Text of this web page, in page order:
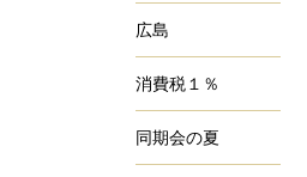
広島
消費税１％
同期会の夏